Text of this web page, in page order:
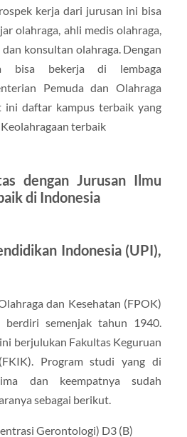
kerja dari jurusan ini bisa
olahraga, ahli medis olahraga,
konsultan olahraga. Dengan
bisa bekerja di lembaga
Pemuda dan Olahraga
ini daftar kampus terbaik yang
terbaik
dengan Jurusan Ilmu
di Indonesia
Indonesia (UPI),
dan Kesehatan (FPOK)
semenjak tahun 1940.
berjulukan Fakultas Keguruan
Program studi yang di
dan keempatnya sudah
sebagai berikut.
Gerontologi) D3 (B)